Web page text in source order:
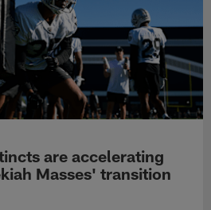
are accelerating
Masses' transition